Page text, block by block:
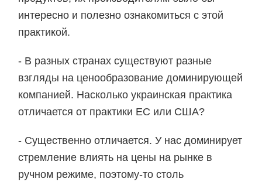
интересно и полезно ознакомиться с этой
практикой.
- В разных странах существуют разные
взгляды на ценообразование доминирующей
компанией. Насколько украинская практика
отличается от практики ЕС или США?
- Существенно отличается. У нас доминирует
стремление влиять на цены на рынке в
ручном режиме, поэтому-то столь